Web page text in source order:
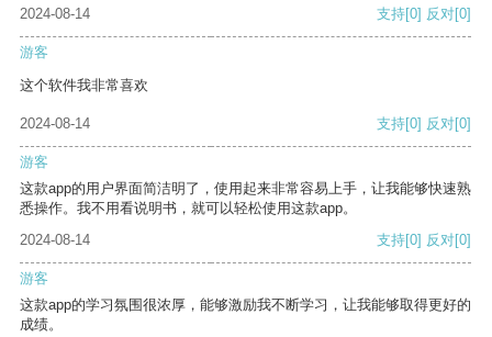
2024-08-14 支持[0] 反对[0]
游客
这个软件我非常喜欢
2024-08-14 支持[0] 反对[0]
游客
这款app的用户界面简洁明了，使用起来非常容易上手，让我能够快速熟
悉操作。我不用看说明书，就可以轻松使用这款app。
2024-08-14
支持[0] 反对[0]
游客
这款app的学习氛围很浓厚，能够激励我不断学习，让我能够取得更好的
成绩。